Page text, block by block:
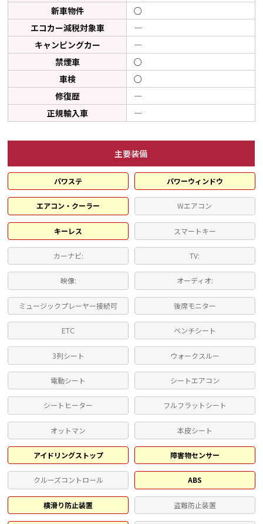
新車物件
○
エコカー減税対象車
―
キャンピングカー
―
禁煙車
○
車検
○
修復歴
―
正規輸入車
―
主要装備
パワステ パワーウィンドウ
エアコン・クーラー Wエアコン
キーレス スマートキー
カーナビ: TV:
映像: オーディオ:
ミュージックプレーヤー接続可 後席モニター
ETC ベンチシート
3列シート ウォークスルー
電動シート シートエアコン
シートヒーター フルフラットシート
オットマン 本皮シート
アイドリングストップ 障害物センサー
クルーズコントロール ABS
横滑り防止装置 盗難防止装置